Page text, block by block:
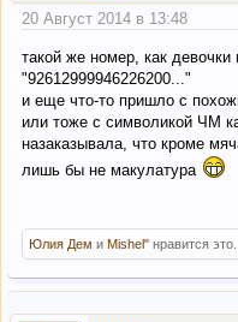
20 Август 2014 в 13:48
такой же номер, как девочки
"92612999946226200..."
и еще что-то пришло с
или тоже с символикой ЧМ
назаказывала, что кроме
лишь бы не макулатура
Юлия Дем и Mishel" нравится это.